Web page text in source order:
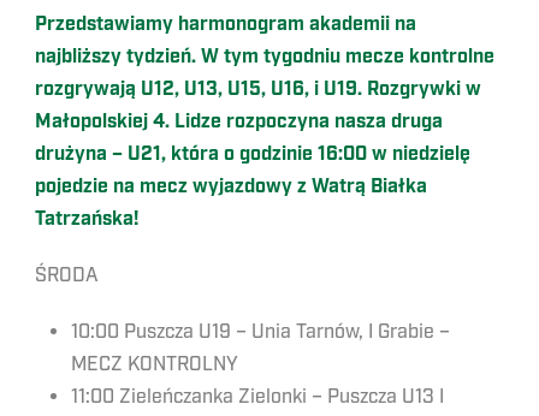
Przedstawiamy harmonogram akademii na
najbliższy tydzień. W tym tygodniu mecze kontrolne
rozgrywają U12, U13, U15, U16, i U19. Rozgrywki w
Małopolskiej 4. Lidze rozpoczyna nasza druga
drużyna – U21, która o godzinie 16:00 w niedzielę
pojedzie na mecz wyjazdowy z Watrą Białka
Tatrzańska!
ŚRODA
10:00 Puszcza U19 – Unia Tarnów, I Grabie –
MECZ KONTROLNY
11:00 Zieleńczanka Zielonki – Puszcza U13 I